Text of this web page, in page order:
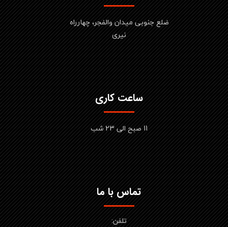
ضلع جنوبی میدان والفجر، چهارراه
نیری
ساعت کاری
11 صبح الی 23 شب
تماس با ما
تلفن: